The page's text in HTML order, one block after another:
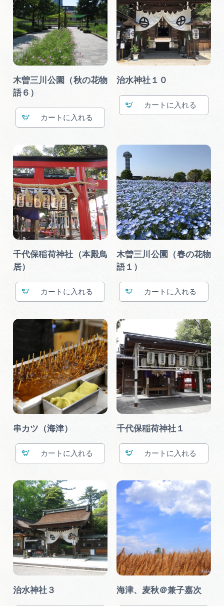
木曽三川公園（秋の花物
語６）
カート
治水神社１０
カート
千代保稲荷神社（本殿鳥
居）
カート
木曽三川公園（春の花物
語１）
カート
串カツ（海津）
カート
千代保稲荷神社１
カート
治水神社３ 海津、麦秋＠兼子嘉次